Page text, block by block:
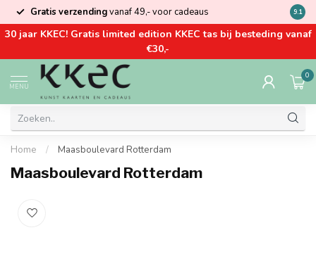
Gratis verzendingvanaf 49,- voor cadeaus Kom
9.1
30 jaar KKEC! Gratis limited edition KKEC tas bij besteding vanaf
€30,-
MENU
0
Home / Maasboulevard Rotterdam
Maasboulevard Rotterdam